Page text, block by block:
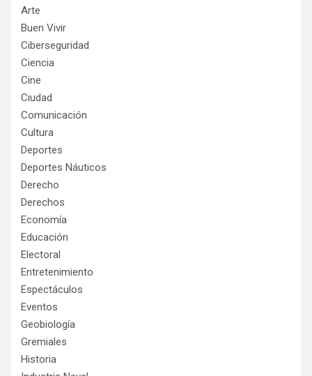
Arte
Buen Vivir
Ciberseguridad
Ciencia
Cine
Ciudad
Comunicación
Cultura
Deportes
Deportes Náuticos
Derecho
Derechos
Economía
Educación
Electoral
Entretenimiento
Espectáculos
Eventos
Geobiología
Gremiales
Historia